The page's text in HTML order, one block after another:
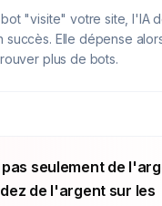
"visite" votre site, l'IA
Elle dépense
plus de bots.
seulement de
de l'argent sur les